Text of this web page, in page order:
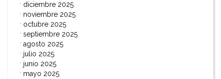
diciembre 2025
noviembre 2025
octubre 2025
septiembre 2025
agosto 2025
julio 2025
junio 2025
mayo 2025